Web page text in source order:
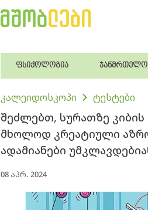
ფსიქოლოგია
კალეიდოსკოპი ტესტები
შეძლებთ, სურათზე
მხოლოდ კრეატიული
ადამიანები
08 აპრ. 2024